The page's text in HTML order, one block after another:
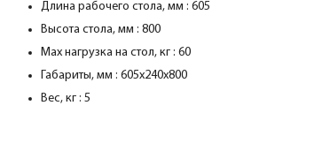
Длина рабочего стола, мм : 605
Высота стола, мм : 800
Max нагрузка на стол, кг : 60
Габариты, мм : 605х240х800
Вес, кг : 5